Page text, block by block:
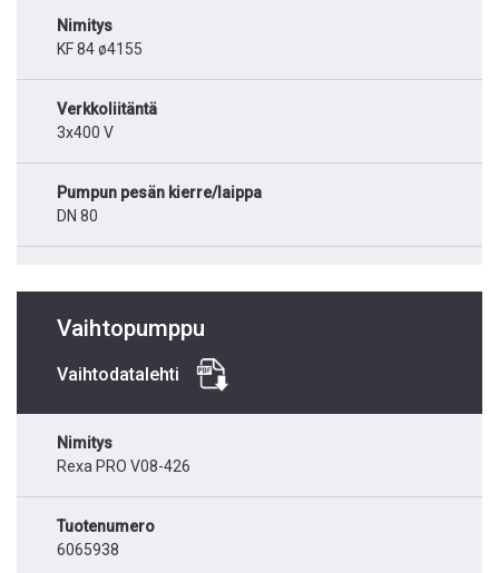
Nimitys
KF 84 ø4155
Verkkoliitäntä
3x400 V
Pumpun pesän kierre/laippa
DN 80
Vaihtopumppu
Vaihtodatalehti
Nimitys
Rexa PRO V08-426
Tuotenumero
6065938